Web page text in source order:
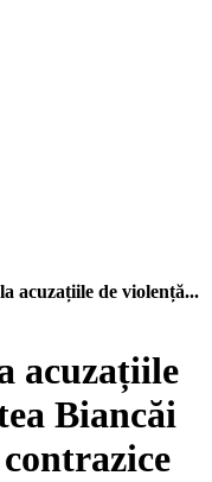
acuzațiile de violență...
acuzațiile
Biancăi